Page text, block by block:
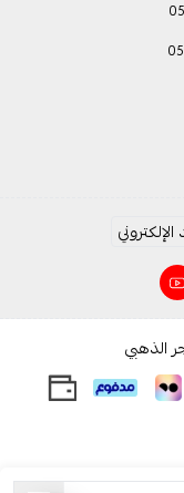
الإلكتروني
الذهبي